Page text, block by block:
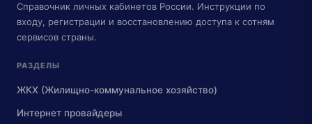
Справочник личных кабинетов России. Инструкции по
входу, регистрации и восстановлению доступа к сотням
сервисов страны.
РАЗДЕЛЫ
ЖКХ (Жилищно-коммунальное хозяйство)
Интернет провайдеры